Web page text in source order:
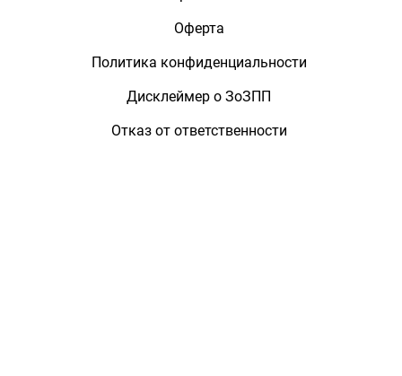
Оферта
Политика конфиденциальности
Дисклеймер о ЗоЗПП
Отказ от ответственности